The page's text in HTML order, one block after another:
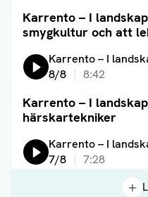
Karrento – I
smygkultur och att
Läs artikel
Lyssna på:
Karrento – I
8/8
8:42
Karrento – I
härskartekniker
Läs artikel
Lyssna på:
Karrento – I
7/8
7:28